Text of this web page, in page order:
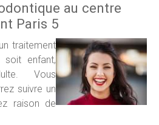
au centre
Paris 5
traitement
soit enfant,
Vous
suivre un
raison de